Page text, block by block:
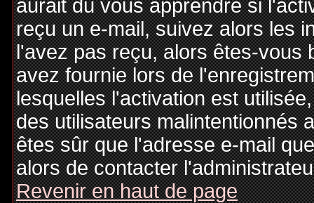
aurait dû vous apprendre si
reçu un e-mail, suivez alors les
l'avez pas reçu, alors êtes-vous
avez fournie lors de
lesquelles l'activation est
des utilisateurs malintentionnés
êtes sûr que l'adresse e-mail
alors de contacter
Revenir en haut de page